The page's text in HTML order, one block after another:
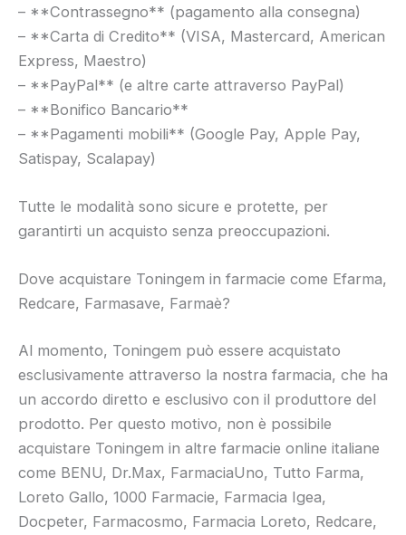
– **Contrassegno** (pagamento alla consegna)
– **Carta di Credito** (VISA, Mastercard, American
Express, Maestro)
– **PayPal** (e altre carte attraverso PayPal)
– **Bonifico Bancario**
– **Pagamenti mobili** (Google Pay, Apple Pay,
Satispay, Scalapay)
Tutte le modalità sono sicure e protette, per
garantirti un acquisto senza preoccupazioni.
Dove acquistare Toningem in farmacie come Efarma,
Redcare, Farmasave, Farmaè?
Al momento, Toningem può essere acquistato
esclusivamente attraverso la nostra farmacia, che ha
un accordo diretto e esclusivo con il produttore del
prodotto. Per questo motivo, non è possibile
acquistare Toningem in altre farmacie online italiane
come BENU, Dr.Max, FarmaciaUno, Tutto Farma,
Loreto Gallo, 1000 Farmacie, Farmacia Igea,
Docpeter, Farmacosmo, Farmacia Loreto, Redcare,